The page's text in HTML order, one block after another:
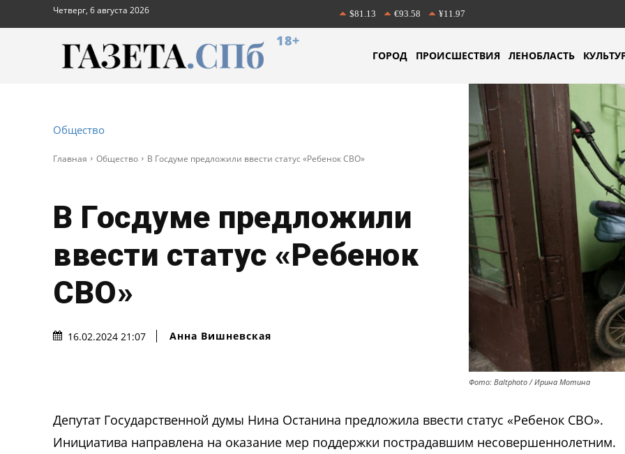
Четверг, 6 августа 2026 $81.13 €93.58 ¥11.97
18+
ГОРОД ПРОИСШЕСТВИЯ ЛЕНОБЛАСТЬ
Общество
Главная Общество В Госдуме предложили ввести статус «Ребенок СВО»
В Госдуме предложили
ввести статус «Ребенок
СВО»
16.02.2024 21:07 Анна Вишневская
Фото: Baltphoto / Ирина Мотина
Депутат Государственной думы Нина Останина предложила ввести статус «Ребенок СВО».
Инициатива направлена на оказание мер поддержки пострадавшим несовершеннолетним.